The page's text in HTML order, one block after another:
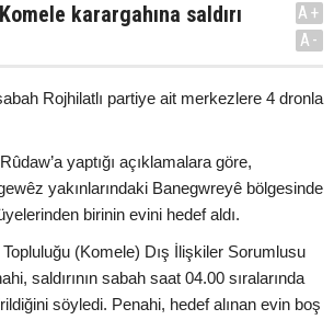
karargahına saldırı
A+
A-
Rojhilatlı partiye ait merkezlere 4 dronla
yaptığı açıklamalara göre,
yakınlarındaki Banegwreyê bölgesinde
birinin evini hedef aldı.
(Komele) Dış İlişkiler Sorumlusu
saldırının sabah saat 04.00 sıralarında
söyledi. Penahi, hedef alınan evin boş